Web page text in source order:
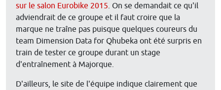
sur le salon Eurobike 2015. On se demandait ce qu'il
adviendrait de ce groupe et il faut croire que la
marque ne traîne pas puisque quelques coureurs du
team Dimension Data for Qhubeka ont été surpris en
train de tester ce groupe durant un stage
d'entraînement à Majorque.
D'ailleurs, le site de l'équipe indique clairement que